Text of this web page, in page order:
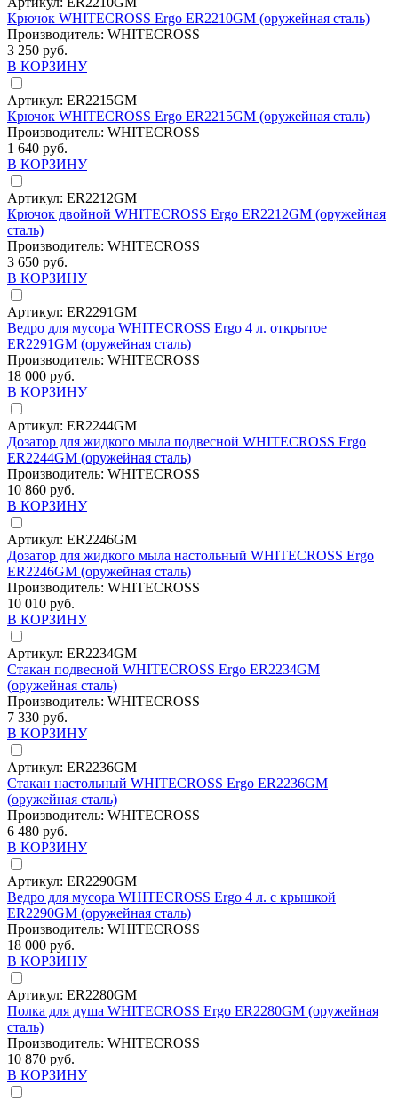
Крючок WHITECROSS Ergo ER2210GM (оружейная сталь)
Производитель: WHITECROSS
3 250 руб.
В КОРЗИНУ
Артикул: ER2215GM
Крючок WHITECROSS Ergo ER2215GM (оружейная сталь)
Производитель: WHITECROSS
1 640 руб.
В КОРЗИНУ
Артикул: ER2212GM
Крючок двойной WHITECROSS Ergo ER2212GM (оружейная
сталь)
Производитель: WHITECROSS
3 650 руб.
В КОРЗИНУ
Артикул: ER2291GM
Ведро для мусора WHITECROSS Ergo 4 л. открытое
ER2291GM (оружейная сталь)
Производитель: WHITECROSS
18 000 руб.
В КОРЗИНУ
Артикул: ER2244GM
Дозатор для жидкого мыла подвесной WHITECROSS Ergo
ER2244GM (оружейная сталь)
Производитель: WHITECROSS
10 860 руб.
В КОРЗИНУ
Артикул: ER2246GM
Дозатор для жидкого мыла настольный WHITECROSS Ergo
ER2246GM (оружейная сталь)
Производитель: WHITECROSS
10 010 руб.
В КОРЗИНУ
Артикул: ER2234GM
Стакан подвесной WHITECROSS Ergo ER2234GM
(оружейная сталь)
Производитель: WHITECROSS
7 330 руб.
В КОРЗИНУ
Артикул: ER2236GM
Стакан настольный WHITECROSS Ergo ER2236GM
(оружейная сталь)
Производитель: WHITECROSS
6 480 руб.
В КОРЗИНУ
Артикул: ER2290GM
Ведро для мусора WHITECROSS Ergo 4 л. с крышкой
ER2290GM (оружейная сталь)
Производитель: WHITECROSS
18 000 руб.
В КОРЗИНУ
Артикул: ER2280GM
Полка для душа WHITECROSS Ergo ER2280GM (оружейная
сталь)
Производитель: WHITECROSS
10 870 руб.
В КОРЗИНУ